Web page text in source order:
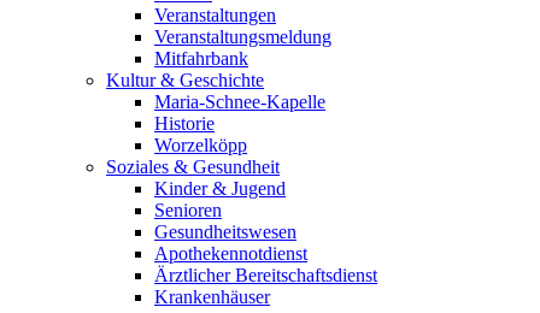
Veranstaltungen
Veranstaltungsmeldung
Mitfahrbank
Kultur & Geschichte
Maria-Schnee-Kapelle
Historie
Worzelköpp
Soziales & Gesundheit
Kinder & Jugend
Senioren
Gesundheitswesen
Apothekennotdienst
Ärztlicher Bereitschaftsdienst
Krankenhäuser